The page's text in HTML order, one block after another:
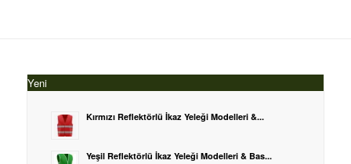
Yeni
Kırmızı Reflektörlü İkaz Yeleği Modelleri &...
Yeşil Reflektörlü İkaz Yeleği Modelleri & Bas...